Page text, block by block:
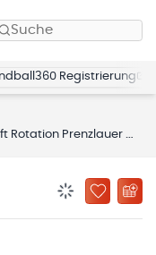
Suche
Registrierung
Prenzlauer Berg e.V.
ZU